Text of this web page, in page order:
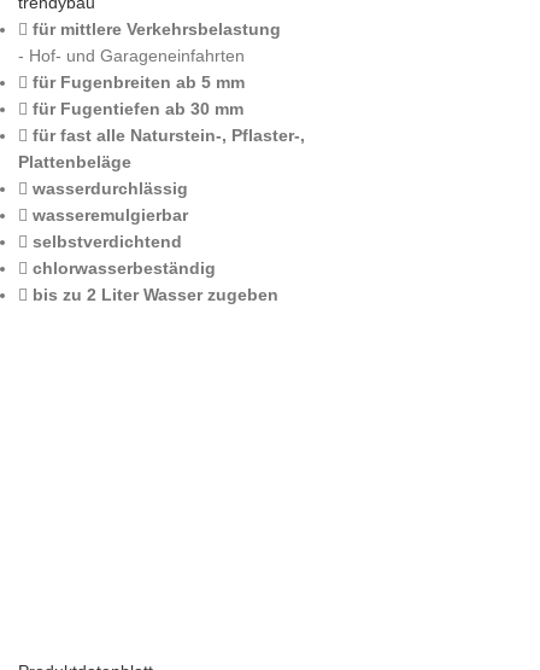
für mittlere Verkehrsbelastung
- Hof- und Garageneinfahrten
für Fugenbreiten ab 5 mm
für Fugentiefen ab 30 mm
für fast alle Naturstein-, Pflaster-,
Plattenbeläge
wasserdurchlässig
wasseremulgierbar
selbstverdichtend
chlorwasserbeständig
bis zu 2 Liter Wasser zugeben